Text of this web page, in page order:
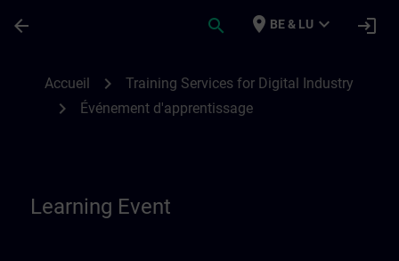
arrow_back search place BE & LU expand_more login
Accueil chevron_right Training Services for Digital Industry
chevron_right Événement d'apprentissage
Learning Event